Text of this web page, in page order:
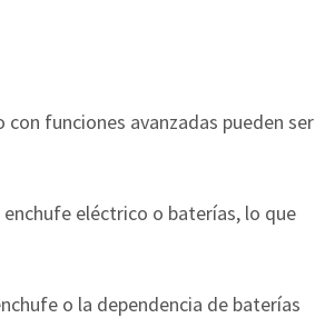
funciones avanzadas pueden ser
eléctrico o baterías, lo que
o la dependencia de baterías